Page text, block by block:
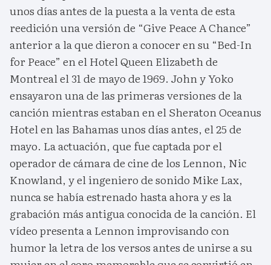
unos días antes de la puesta a la venta de esta
reedición una versión de “Give Peace A Chance”
anterior a la que dieron a conocer en su “Bed-In
for Peace” en el Hotel Queen Elizabeth de
Montreal el 31 de mayo de 1969. John y Yoko
ensayaron una de las primeras versiones de la
canción mientras estaban en el Sheraton Oceanus
Hotel en las Bahamas unos días antes, el 25 de
mayo. La actuación, que fue captada por el
operador de cámara de cine de los Lennon, Nic
Knowland, y el ingeniero de sonido Mike Lax,
nunca se había estrenado hasta ahora y es la
grabación más antigua conocida de la canción. El
vídeo presenta a Lennon improvisando con
humor la letra de los versos antes de unirse a su